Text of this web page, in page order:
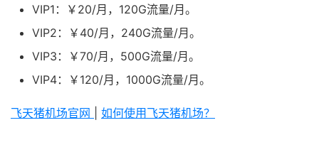
VIP1：￥20/月，120G流量/月。
VIP2：￥40/月，240G流量/月。
VIP3：￥70/月，500G流量/月。
VIP4：￥120/月，1000G流量/月。
飞天猪机场官网 如何使用飞天猪机场？